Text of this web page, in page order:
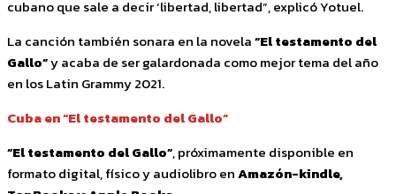
cubano que sale a decir ‘libertad, libertad”, explicó Yotuel.
La canción también sonara en la novela“El testamento del
Gallo”y acaba de ser galardonada como mejor tema del año
en los Latin Grammy 2021.
Cuba en “El testamento del Gallo”
“El testamento del Gallo”, próximamente disponible en
formato digital, físico y audiolibro enAmazón-kindle,